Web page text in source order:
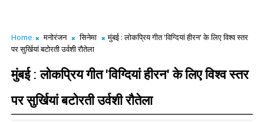
Home मनोरंजन सिनेमा
मुंबई : लोकप्रिय गीत 'विग्दियां हीरन' के लिए विश्व स्तर
पर सुर्खियां बटोरती उर्वशी रौतेला
मुंबई : लोकप्रिय गीत 'विग्दियां हीरन' के लिए विश्व स्तर
पर सुर्खियां बटोरती उर्वशी रौतेला